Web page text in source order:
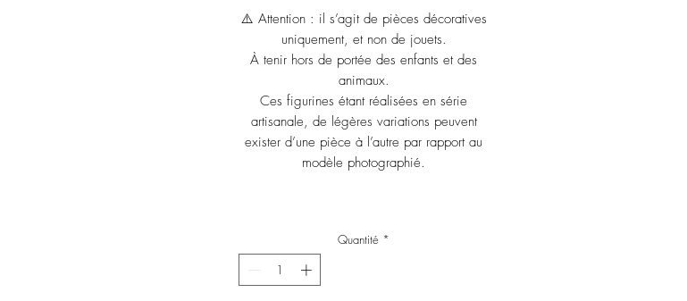
⚠️ Attention : il s’agit de pièces décoratives
uniquement, et non de jouets.
À tenir hors de portée des enfants et des
animaux.
Ces figurines étant réalisées en série
artisanale, de légères variations peuvent
exister d’une pièce à l’autre par rapport au
modèle photographié.
Quantité *